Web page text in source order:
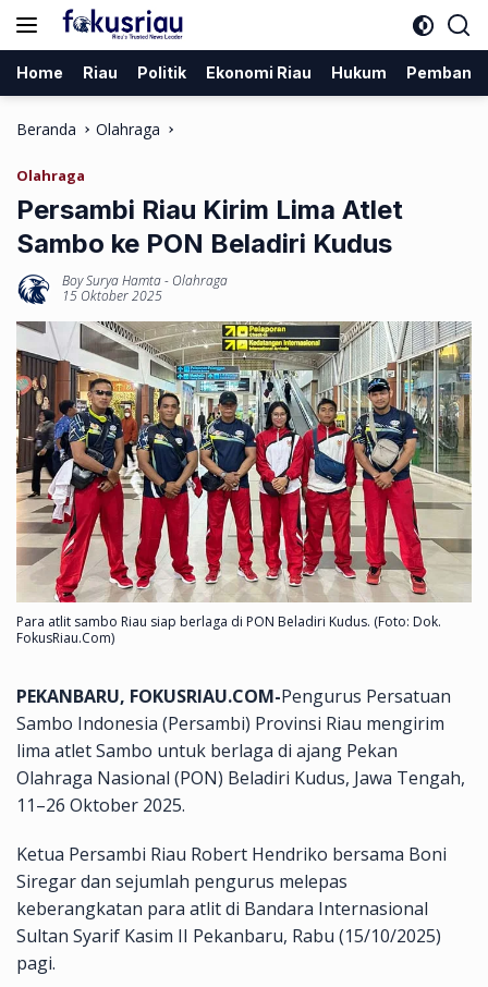
Langsung
Home Riau Politik Ekonomi Riau Hukum
Beranda Olahraga
Olahraga
Persambi Riau Kirim Lima Atlet
Sambo ke PON Beladiri Kudus
Boy Surya Hamta- Olahraga
15 Oktober 2025
Para atlit sambo Riau siap berlaga di PON Beladiri Kudus. (Foto: Dok.
FokusRiau.Com)
PEKANBARU, FOKUSRIAU.COM-Pengurus Persatuan
Sambo Indonesia (Persambi) Provinsi Riau mengirim
lima atlet Sambo untuk berlaga di ajang Pekan
Olahraga Nasional (PON) Beladiri Kudus, Jawa Tengah,
11–26 Oktober 2025.
Ketua Persambi Riau Robert Hendriko bersama Boni
Siregar dan sejumlah pengurus melepas
keberangkatan para atlit di Bandara Internasional
Sultan Syarif Kasim II Pekanbaru, Rabu (15/10/2025)
pagi.